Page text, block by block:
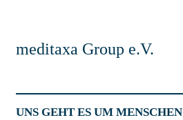
meditaxa Group e.V.
UNS GEHT ES UM MENSCHEN